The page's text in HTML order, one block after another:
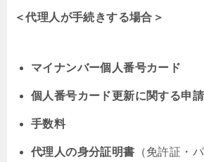
＜代理人が手続きする場合＞
マイナンバー個人番号カード
個人番号カード更新に関する申
手数料
代理人の身分証明書 （免許証・